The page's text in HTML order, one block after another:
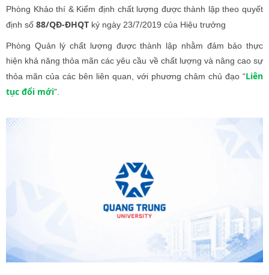
Phòng Khảo thí & Kiểm định chất lượng được thành lập theo quyết
định số 88/QĐ-ĐHQT ký ngày 23/7/2019 của Hiệu trưởng
Phòng Quản lý chất lượng được thành lập nhằm đảm bảo thực
hiện khả năng thỏa mãn các yêu cầu về chất lượng và nâng cao sự
thỏa mãn của các bên liên quan, với phương châm chủ đạo “Liên
tục đổi mới”.